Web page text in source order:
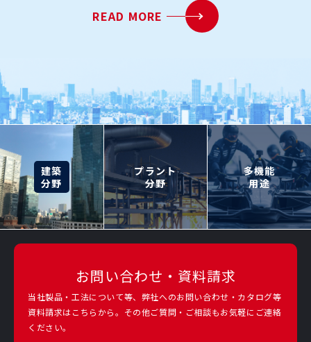
READ MORE
建築
分野
プラント
分野
多機能
用途
お問い合わせ・資料請求
当社製品・工法について等、弊社へのお問い合わせ・カタログ等
資料請求はこちらから。その他ご質問・ご相談もお気軽にご連絡
ください。